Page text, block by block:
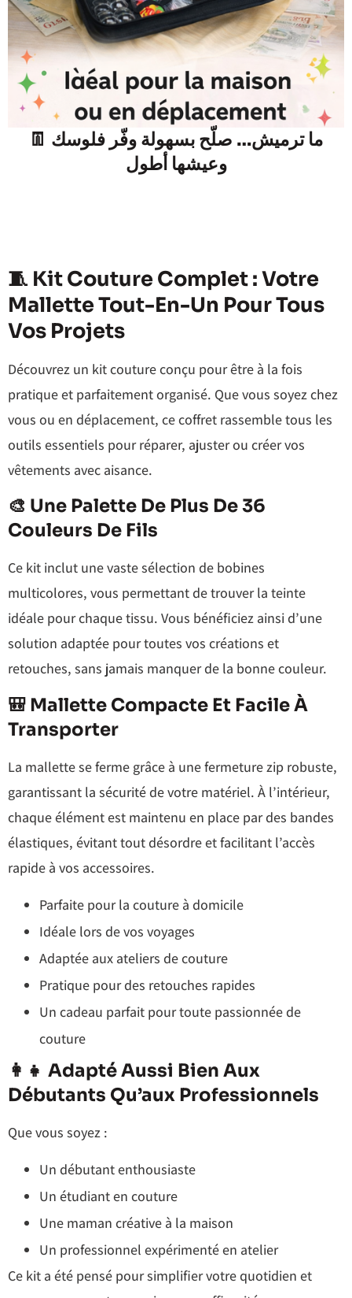
👖 ما ترميش… صلّح بسهولة وفّر فلوسك
وعيشها أطول
🧵 Kit Couture Complet : Votre
Mallette Tout-En-Un Pour Tous
Vos Projets
Découvrez un kit couture conçu pour être à la fois
pratique et parfaitement organisé. Que vous soyez chez
vous ou en déplacement, ce coffret rassemble tous les
outils essentiels pour réparer, ajuster ou créer vos
vêtements avec aisance.
🎨 Une Palette De Plus De 36
Couleurs De Fils
Ce kit inclut une vaste sélection de bobines
multicolores, vous permettant de trouver la teinte
idéale pour chaque tissu. Vous bénéficiez ainsi d’une
solution adaptée pour toutes vos créations et
retouches, sans jamais manquer de la bonne couleur.
🎒 Mallette Compacte Et Facile À
Transporter
La mallette se ferme grâce à une fermeture zip robuste,
garantissant la sécurité de votre matériel. À l’intérieur,
chaque élément est maintenu en place par des bandes
élastiques, évitant tout désordre et facilitant l’accès
rapide à vos accessoires.
Parfaite pour la couture à domicile
Idéale lors de vos voyages
Adaptée aux ateliers de couture
Pratique pour des retouches rapides
Un cadeau parfait pour toute passionnée de
couture
👩‍👧 Adapté Aussi Bien Aux
Débutants Qu’aux Professionnels
Que vous soyez :
Un débutant enthousiaste
Un étudiant en couture
Une maman créative à la maison
Un professionnel expérimenté en atelier
Ce kit a été pensé pour simplifier votre quotidien et